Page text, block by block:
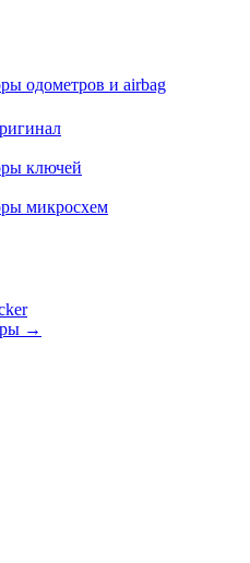
одометров и airbag
ключей
микросхем
→